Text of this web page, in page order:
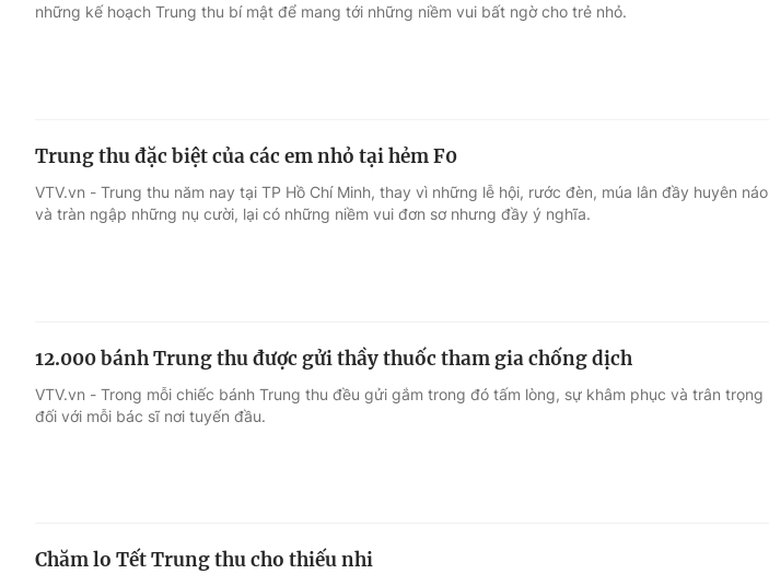
những kế hoạch Trung thu bí mật để mang tới những niềm vui bất ngờ cho trẻ nhỏ.
Trung thu đặc biệt của các em nhỏ tại hẻm F0
VTV.vn - Trung thu năm nay tại TP Hồ Chí Minh, thay vì những lễ hội, rước đèn, múa lân đầy huyên náo
và tràn ngập những nụ cười, lại có những niềm vui đơn sơ nhưng đầy ý nghĩa.
12.000 bánh Trung thu được gửi thầy thuốc tham gia chống dịch
VTV.vn - Trong mỗi chiếc bánh Trung thu đều gửi gắm trong đó tấm lòng, sự khâm phục và trân trọng
đối với mỗi bác sĩ nơi tuyến đầu.
Chăm lo Tết Trung thu cho thiếu nhi